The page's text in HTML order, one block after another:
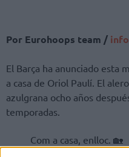
Por Eurohoops team /
El Barça ha anunciado esta
a casa de Oriol Paulí. El
azulgrana ocho años
temporadas.
Com a casa, enlloc. 🏡